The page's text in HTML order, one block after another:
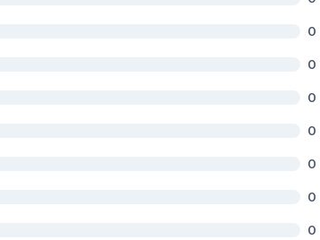
0
0
0
0
0
0
0